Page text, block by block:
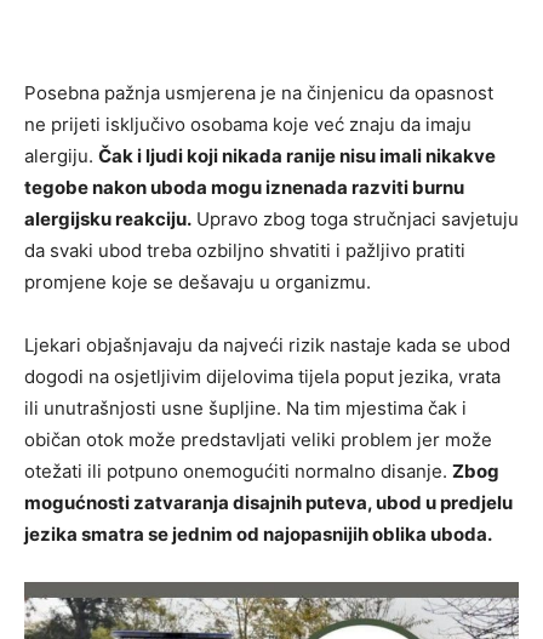
Posebna pažnja usmjerena je na činjenicu da opasnost
ne prijeti isključivo osobama koje već znaju da imaju
alergiju. Čak i ljudi koji nikada ranije nisu imali nikakve
tegobe nakon uboda mogu iznenada razviti burnu
alergijsku reakciju. Upravo zbog toga stručnjaci savjetuju
da svaki ubod treba ozbiljno shvatiti i pažljivo pratiti
promjene koje se dešavaju u organizmu.
Ljekari objašnjavaju da najveći rizik nastaje kada se ubod
dogodi na osjetljivim dijelovima tijela poput jezika, vrata
ili unutrašnjosti usne šupljine. Na tim mjestima čak i
običan otok može predstavljati veliki problem jer može
otežati ili potpuno onemogućiti normalno disanje. Zbog
mogućnosti zatvaranja disajnih puteva, ubod u predjelu
jezika smatra se jednim od najopasnijih oblika uboda.